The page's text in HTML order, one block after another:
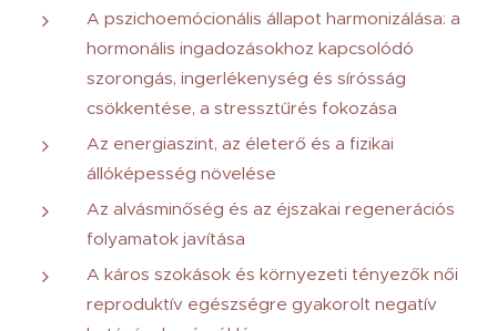
A pszichoemócionális állapot harmonizálása: a
hormonális ingadozásokhoz kapcsolódó
szorongás, ingerlékenység és sírósság
csökkentése, a stressztűrés fokozása
Az energiaszint, az életerő és a fizikai
állóképesség növelése
Az alvásminőség és az éjszakai regenerációs
folyamatok javítása
A káros szokások és környezeti tényezők női
reproduktív egészségre gyakorolt negatív